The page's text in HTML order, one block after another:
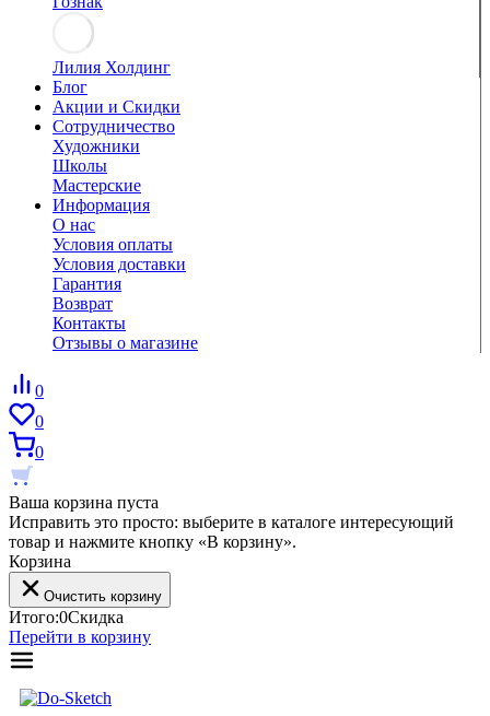
Лилия Холдинг
Блог
Акции и Скидки
Сотрудничество
Художники
Школы
Мастерские
Информация
О нас
Условия оплаты
Условия доставки
Гарантия
Возврат
Контакты
Отзывы о магазине
0
0
0
Ваша корзина пуста
Исправить это просто: выберите в каталоге интересующий
товар и нажмите кнопку «В корзину».
Корзина
Очистить корзину
Итого:0Скидка
Перейти в корзину